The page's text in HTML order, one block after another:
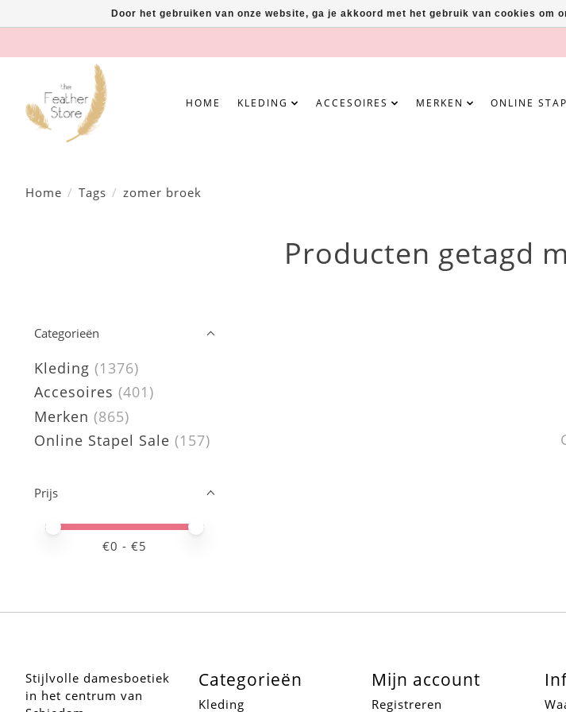
HOME KLEDING ACCESOIRES MERKEN ONLINE
Home / Tags / zomer broek
Producten getagd
Categorieën
Kleding (1376)
Accesoires (401)
Merken (865)
Online Stapel Sale (157)
Prijs
Minimale prijswaarde
Price maximum value
€0 - €5
Stijlvolle damesboetiek
in het centrum van
Categorieën
Kleding
Mijn account
Registreren
Door het gebruiken van onze website, ga je akkoord met het gebruik van cookies om